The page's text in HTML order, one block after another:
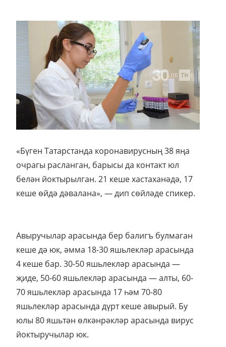
«Бүген Татарстанда коронавирусның 38 яңа
очрагы расланган, барысы да контакт юл
белән йоктырылган. 21 кеше хастаханәдә, 17
кеше өйдә дәвалана», — дип сөйләде спикер.
Авыручылар арасында бер балигъ булмаган
кеше дә юк, әмма 18-30 яшьлекләр арасында
4 кеше бар. 30-50 яшьлекләр арасында —
җиде, 50-60 яшьлекләр арасында — алты, 60-
70 яшьлекләр арасында 17 һәм 70-80
яшьлекләр арасында дүрт кеше авырый. Бу
юлы 80 яшьтән өлкәнрәкләр арасында вирус
йоктыручылар юк.